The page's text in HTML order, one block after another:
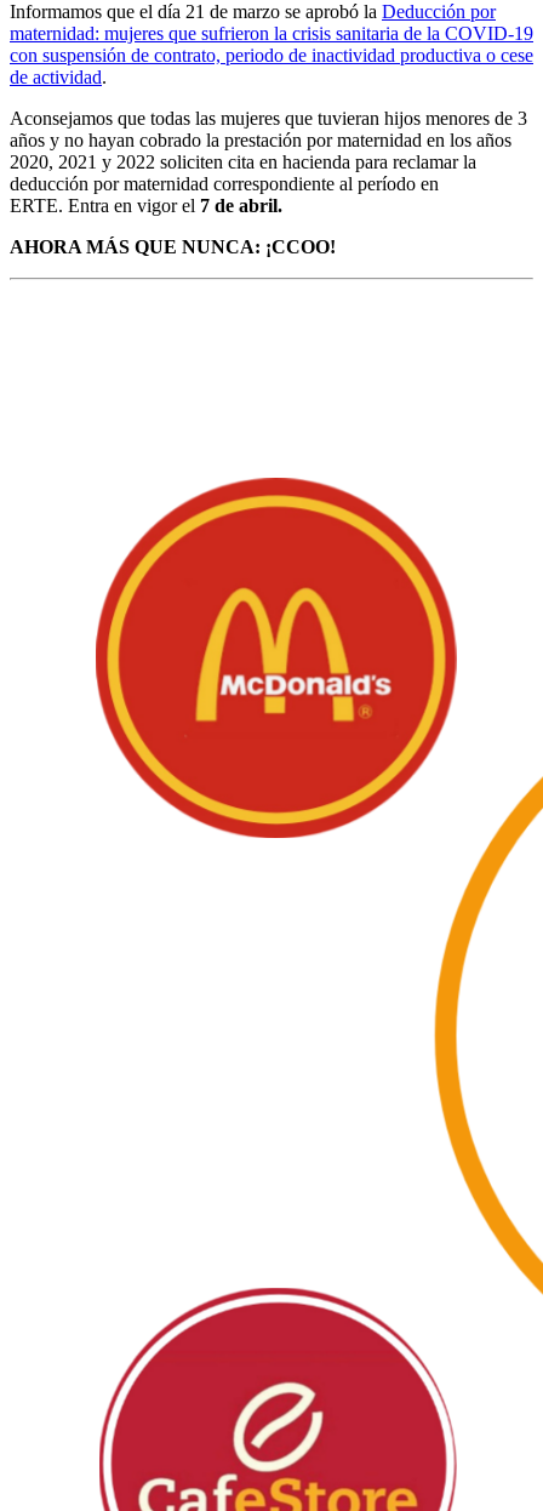
Informamos que el día 21 de marzo se aprobó la Deducción por
maternidad: mujeres que sufrieron la crisis sanitaria de la COVID-19
con suspensión de contrato, periodo de inactividad productiva o cese
de actividad.
Aconsejamos que todas las mujeres que tuvieran hijos menores de 3
años y no hayan cobrado la prestación por maternidad en los años
2020, 2021 y 2022 soliciten cita en hacienda para reclamar la
deducción por maternidad correspondiente al período en
ERTE. Entra en vigor el 7 de abril.
AHORA MÁS QUE NUNCA: ¡CCOO!